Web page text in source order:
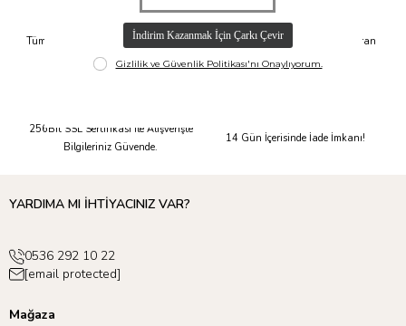
Hızlı Kargo
Tüm Siparişleriniz Aynı Gün 14.00'a
Kadar Kargolanır.
Taksit İmkanı
Tüm Ürünlerde 6 Aya Kadar Varan
Taksit İmkanı!
256Bit SSL Sertifikası ile Alışverişte
Bilgileriniz Güvende.
14 Gün İçerisinde İade İmkanı!
YARDIMA MI İHTİYACINIZ VAR?
0536 292 10 22
[email protected]
Mağaza